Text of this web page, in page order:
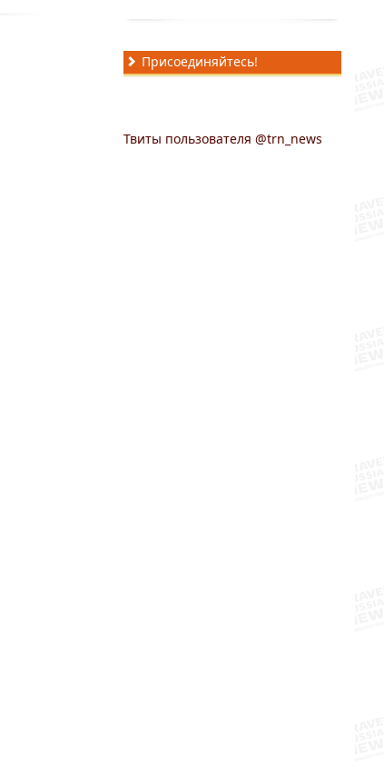
Присоединяйтесь!
Твиты пользователя @trn_news